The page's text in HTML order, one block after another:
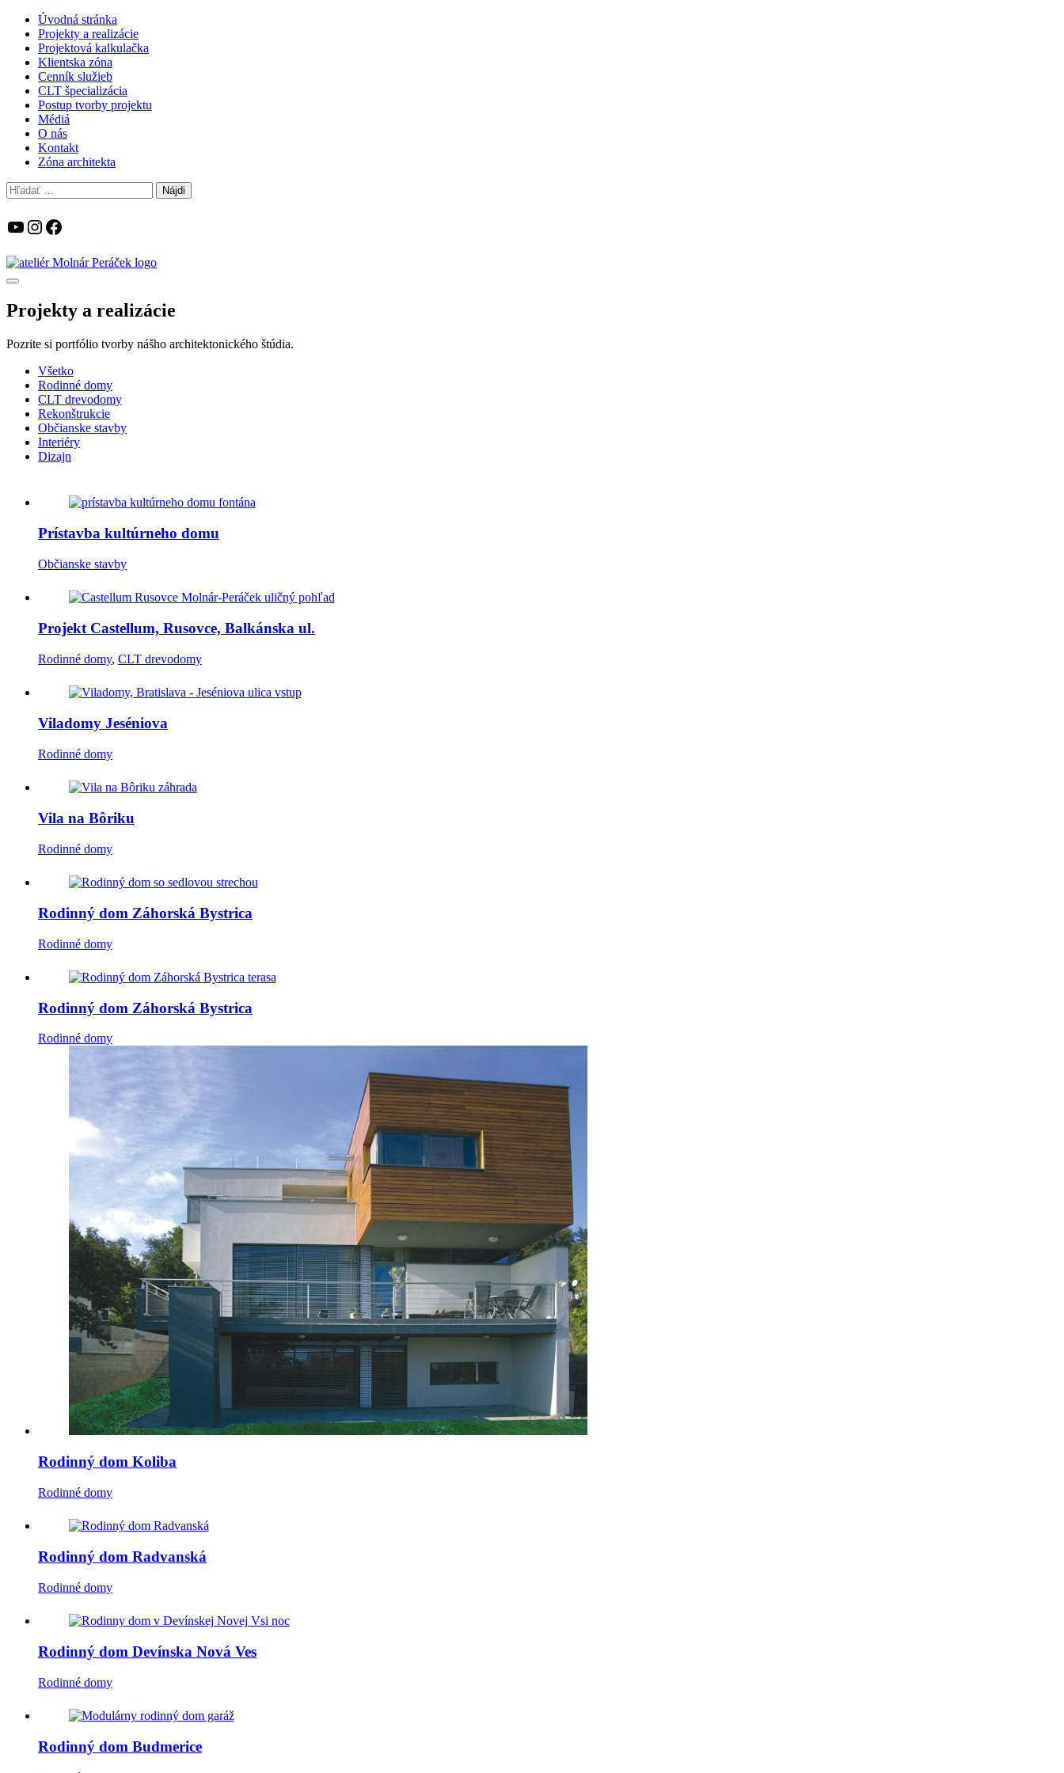
Úvodná stránka
Projekty a realizácie
Projektová kalkulačka
Klientska zóna
Cenník služieb
CLT špecializácia
Postup tvorby projektu
Médiá
O nás
Kontakt
Zóna architekta
Hľadať:
YouTube
Instagram
Facebook
Projekty a realizácie
Pozrite si portfólio tvorby nášho architektonického štúdia.
Všetko
Rodinné domy
CLT drevodomy
Rekonštrukcie
Občianske stavby
Interiéry
Dizajn
Prístavba kultúrneho domu
Občianske stavby
Projekt Castellum, Rusovce, Balkánska ul.
Rodinné domy, CLT drevodomy
Viladomy Jeséniova
Rodinné domy
Vila na Bôriku
Rodinné domy
Rodinný dom Záhorská Bystrica
Rodinné domy
Rodinný dom Záhorská Bystrica
Rodinné domy
Rodinný dom Koliba
Rodinné domy
Rodinný dom Radvanská
Rodinné domy
Rodinný dom Devínska Nová Ves
Rodinné domy
Rodinný dom Budmerice